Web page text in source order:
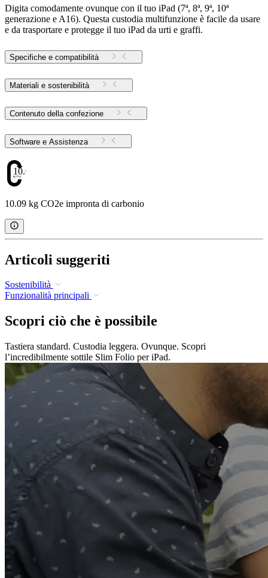
Digita comodamente ovunque con il tuo iPad (7ª, 8ª, 9ª, 10ª
generazione e A16). Questa custodia multifunzione è facile da usare
e da trasportare e protegge il tuo iPad da urti e graffi.
Specifiche e compatibilità
Materiali e sostenibilità
Contenuto della confezione
Software e Assistenza
10.09
10.09 kg CO2e impronta di carbonio
Articoli suggeriti
Sostenibilità
Funzionalità principali
Scopri ciò che è possibile
Tastiera standard. Custodia leggera. Ovunque. Scopri
l’incredibilmente sottile Slim Folio per iPad.